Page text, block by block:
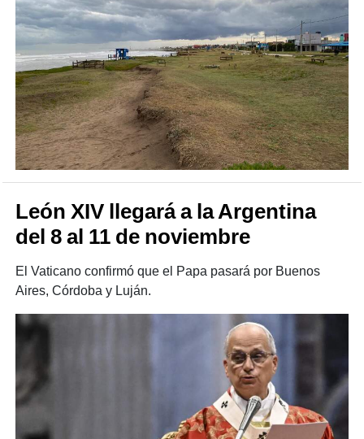
León XIV llegará a la Argentina
del 8 al 11 de noviembre
El Vaticano confirmó que el Papa pasará por Buenos
Aires, Córdoba y Luján.